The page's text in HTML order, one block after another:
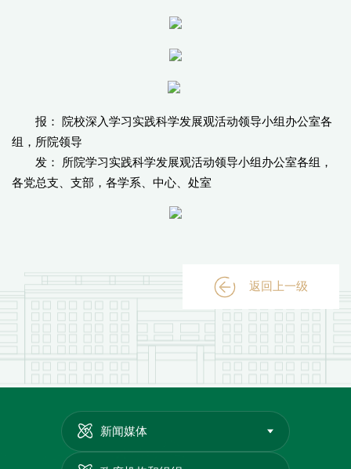
报： 院校深入学习实践科学发展观活动领导小组办公室各
组，所院领导
发： 所院学习实践科学发展观活动领导小组办公室各组，
各党总支、支部，各学系、中心、处室
返回上一级
新闻媒体